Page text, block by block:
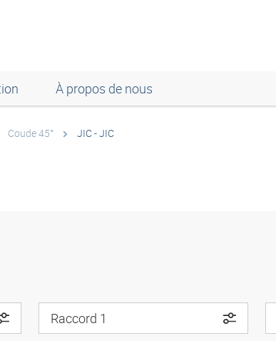
À propos de nous
Coude 45° JIC - JIC
Raccord 1